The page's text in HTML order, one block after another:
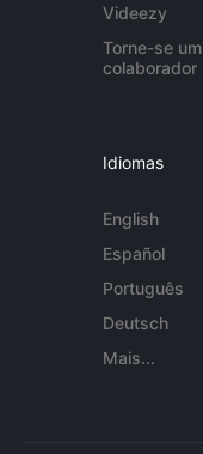
Videezy
Torne-se um
colaborador
Idiomas
English
Español
Português
Deutsch
Mais...